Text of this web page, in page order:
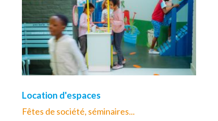
Location d'espaces
Fêtes de société, séminaires...